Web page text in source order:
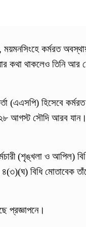
কর্মরত
কথা থাকলেও তিনি আর
(এএসপি) হিসেবে
২৮ আগস্ট সৌদি আরব
(শৃঙ্খলা ও আপিল)
বিধি মোতাবেক
প্রজ্ঞাপনে।